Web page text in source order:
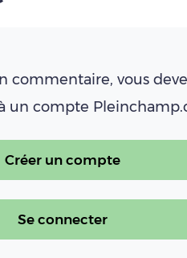
commentaire, vous
un compte
Créer un compte
Se connecter